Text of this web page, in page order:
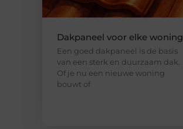
Dakpaneel voor elke woning
Een goed dakpaneel is de basis
van een sterk en duurzaam dak.
Of je nu een nieuwe woning
bouwt of